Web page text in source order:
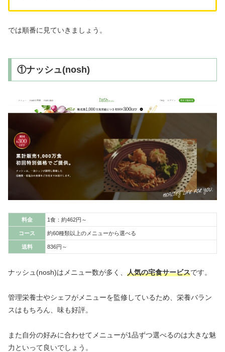
では順番に見ていきましょう。
①ナッシュ(nosh)
料金 1食：約462円～
コース 約60種類以上のメニューから選べる
送料 836円～
ナッシュ(nosh)はメニュー数が多く、 人気の宅食サービスです。
管理栄養士やシェフがメニューを監修しているため、栄養バラン
スはもちろん、味も好評。
また自分の好みに合わせてメニューが1品ずつ選べるのは大きな魅
力といって良いでしょう。